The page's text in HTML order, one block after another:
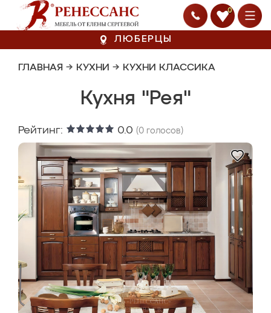
0
ЛЮБЕРЦЫ
ГЛАВНАЯ → КУХНИ → КУХНИ КЛАССИКА
Кухня "Рея"
Рейтинг: 0.0 (0 голосов)